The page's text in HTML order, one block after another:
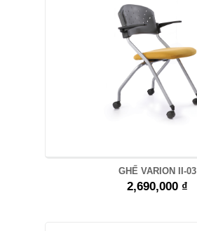
GHẾ VARION II-03
2,690,000 ₫